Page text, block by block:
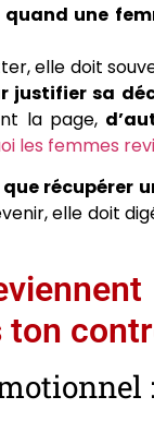
quand une
elle doit
justifier sa
la page,
les femmes
que récupérer
elle doit